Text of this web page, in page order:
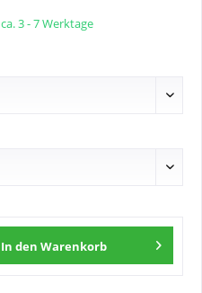
3 - 7 Werktage
In den Warenkorb